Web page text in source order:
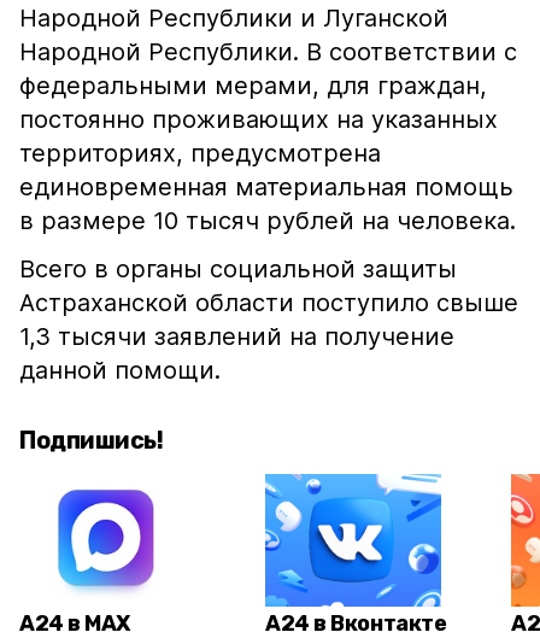
Народной Республики и Луганской
Народной Республики. В соответствии с
федеральными мерами, для граждан,
постоянно проживающих на указанных
территориях, предусмотрена
единовременная материальная помощь
в размере 10 тысяч рублей на человека.
Всего в органы социальной защиты
Астраханской области поступило свыше
1,3 тысячи заявлений на получение
данной помощи.
Подпишись!
А24 в MAX А24 в Вконтакте